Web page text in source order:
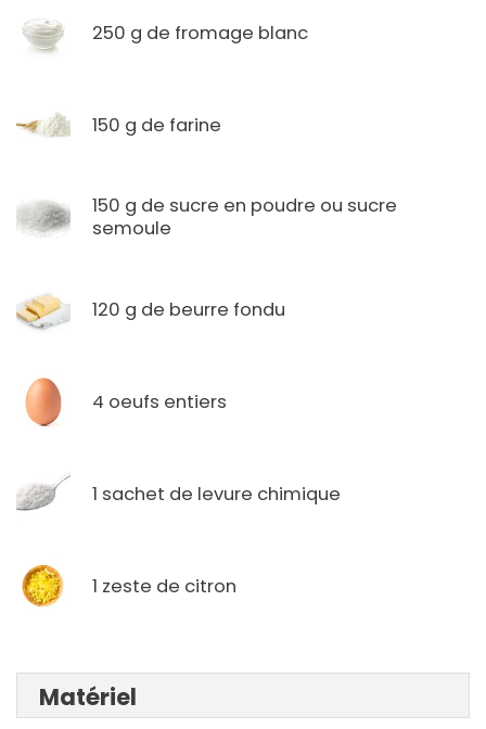
250 g de fromage blanc
150 g de farine
150 g de sucre en poudre ou sucre
semoule
120 g de beurre fondu
4 oeufs entiers
1 sachet de levure chimique
1 zeste de citron
Matériel